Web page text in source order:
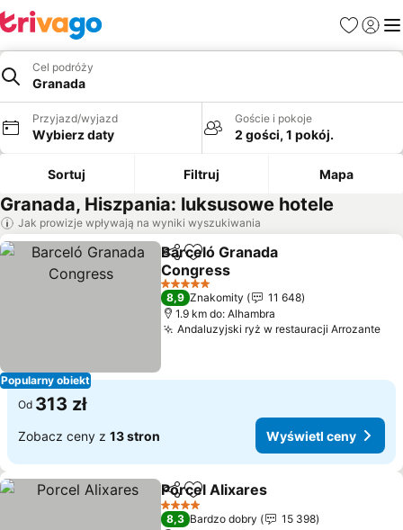
Ulubione
Cel podróży
Granada
Przyjazd/wyjazd
Wybierz daty
Goście i pokoje
2 gości, 1 pokój.
Sortuj Filtruj Mapa
Granada, Hiszpania: luksusowe hotele
Jak prowizje wpływają na wyniki wyszukiwania
Popularny obiekt
Udostępnij
Dodaj do ulubionych
Barceló Granada
Congress
Wyświetl ceny
5 Kategoria
8,9 Znakomity
11 648
1.9 km do: Alhambra
Andaluzyjski ryż w restauracji Arrozante
Od 313 zł
Zobacz ceny z 13 stron Wyświetl ceny
Udostępnij
Dodaj do ulubionych
Porcel Alixares
4 Kategoria
8,3 Bardzo dobry
15 398